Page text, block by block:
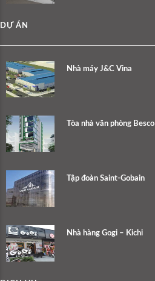
DỰ ÁN
Nhà máy J&C Vina
Tòa nhà văn phòng Besco
Tập đoàn Saint-Gobain
Nhà hàng Gogi – Kichi